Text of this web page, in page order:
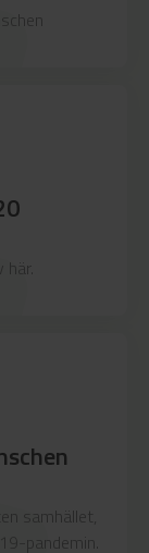
här.
samhället,
pandemin.